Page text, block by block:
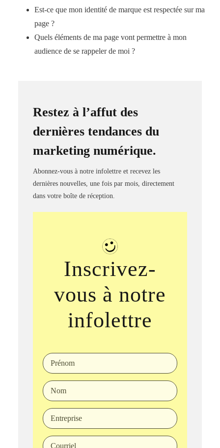
Est-ce que mon identité de marque est respectée sur ma
page ?
Quels éléments de ma page vont permettre à mon
audience de se rappeler de moi ?
Restez à l’affut des
dernières tendances du
marketing numérique.
Abonnez-vous à notre infolettre et recevez les
dernières nouvelles, une fois par mois, directement
dans votre boîte de réception.
Inscrivez-
vous à notre
infolettre